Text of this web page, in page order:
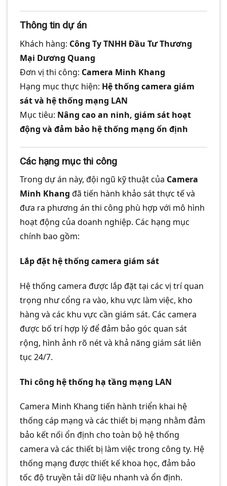
Thông tin dự án
Khách hàng: Công Ty TNHH Đầu Tư Thương
Mại Dương Quang
Đơn vị thi công: Camera Minh Khang
Hạng mục thực hiện: Hệ thống camera giám
sát và hệ thống mạng LAN
Mục tiêu: Nâng cao an ninh, giám sát hoạt
động và đảm bảo hệ thống mạng ổn định
Các hạng mục thi công
Trong dự án này, đội ngũ kỹ thuật của Camera
Minh Khang đã tiến hành khảo sát thực tế và
đưa ra phương án thi công phù hợp với mô hình
hoạt động của doanh nghiệp. Các hạng mục
chính bao gồm:
Lắp đặt hệ thống camera giám sát
Hệ thống camera được lắp đặt tại các vị trí quan
trọng như cổng ra vào, khu vực làm việc, kho
hàng và các khu vực cần giám sát. Các camera
được bố trí hợp lý để đảm bảo góc quan sát
rộng, hình ảnh rõ nét và khả năng giám sát liên
tục 24/7.
Thi công hệ thống hạ tầng mạng LAN
Camera Minh Khang tiến hành triển khai hệ
thống cáp mạng và các thiết bị mạng nhằm đảm
bảo kết nối ổn định cho toàn bộ hệ thống
camera và các thiết bị làm việc trong công ty. Hệ
thống mạng được thiết kế khoa học, đảm bảo
tốc độ truyền tải dữ liệu nhanh và ổn định.